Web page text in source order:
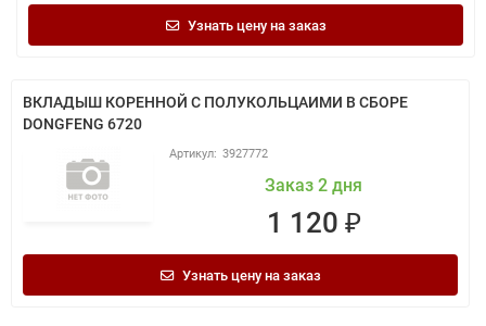
Узнать цену на заказ
ВКЛАДЫШ КОРЕННОЙ С ПОЛУКОЛЬЦАИМИ В СБОРЕ
DONGFENG 6720
3927772
Заказ 2 дня
1 120 ₽
Узнать цену на заказ